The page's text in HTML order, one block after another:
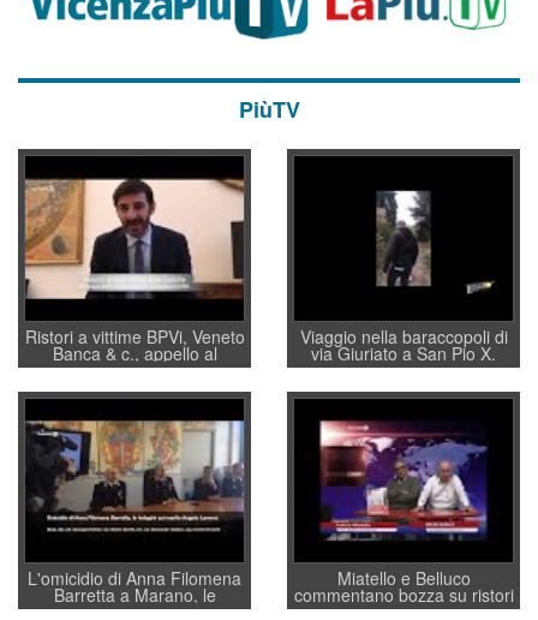
PiùTV
Ristori a vittime BPVi, Veneto
Banca & c., appello al
sottosegretario Alessio
Villarosa: per mettere ordine
convochi con Di Maio CNCU
a supporto della cabina di
regia al Mef
Viaggio nella baraccopoli di
via Giuriato a San Pio X.
Vicenza ai Vicentini: “faremo
un regalo di Natale ai
residenti”
L'omicidio di Anna Filomena
Barretta a Marano, le
indagini dei carabinieri di
Miatello e Belluco
commentano bozza su ristori
BPVi e Veneto Banca